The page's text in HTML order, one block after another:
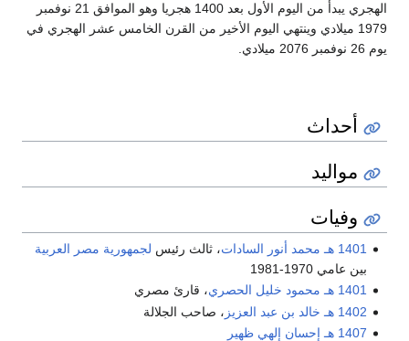
الهجري يبدأ من اليوم الأول بعد 1400 هجريا وهو الموافق 21 نوفمبر
1979 ميلادي وينتهي اليوم الأخير من القرن الخامس عشر الهجري في
أحداث
مواليد
وفيات
1401 هـ محمد أنور السادات، ثالث رئيسلجمهورية مصر العربية
بين عامي 1970-1981
1401 هـ
محمود خليل الحصري، قارئ مصري
1402 هـ
خالد بن عبد العزيز، صاحب الجلالة
1407 هـ
إحسان إلهي ظهير